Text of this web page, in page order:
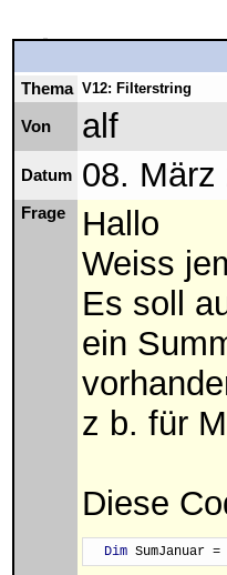
Thema V12: Filterstring
Von alf
Datum 08. März
Frage
Hallo
Weiss
Es soll
ein
z b. für
Diese
Dim SumJanuar =